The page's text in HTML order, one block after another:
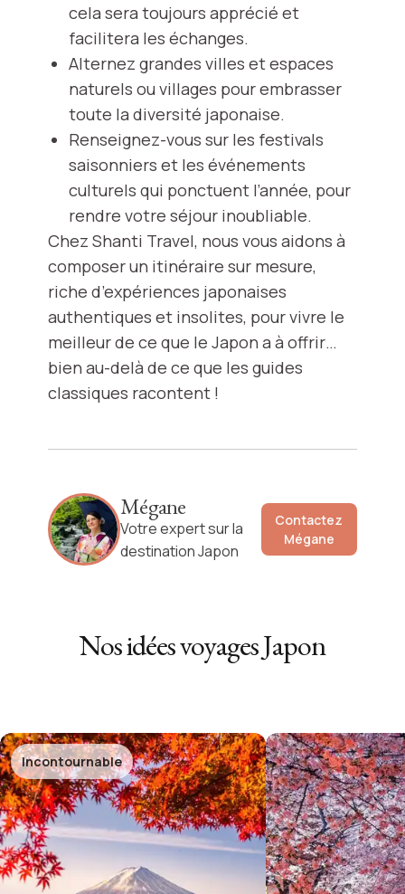
cela sera toujours apprécié et
facilitera les échanges.
Alternez grandes villes et espaces
naturels ou villages pour embrasser
toute la diversité japonaise.
Renseignez-vous sur les festivals
saisonniers et les événements
culturels qui ponctuent l’année, pour
rendre votre séjour inoubliable.
Chez Shanti Travel, nous vous aidons à
composer un itinéraire sur mesure,
riche d’expériences japonaises
authentiques et insolites, pour vivre le
meilleur de ce que le Japon a à offrir…
bien au-delà de ce que les guides
classiques racontent !
Mégane
Votre expert sur la
destination Japon
Contactez
Mégane
Nos idées voyagesJapon
Incontournable